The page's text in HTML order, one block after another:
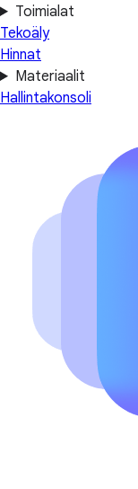
Toimialat
Tekoäly
Hinnat
Materiaalit
Hallintakonsoli